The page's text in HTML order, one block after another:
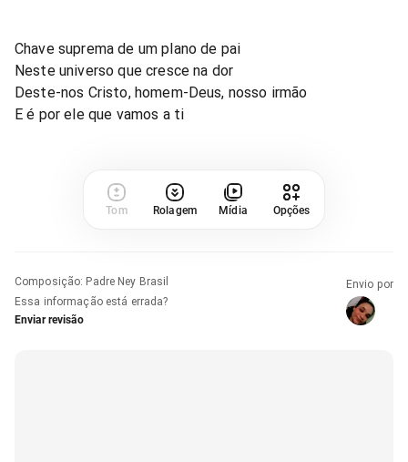
Chave suprema de um plano de pai
Neste universo que cresce na dor
Deste-nos Cristo, homem-Deus, nosso irmão
E é por ele que vamos a ti
Tom Rolagem Mídia Opções
Composição: Padre Ney Brasil
Essa informação está errada?
Enviar revisão
Envio por